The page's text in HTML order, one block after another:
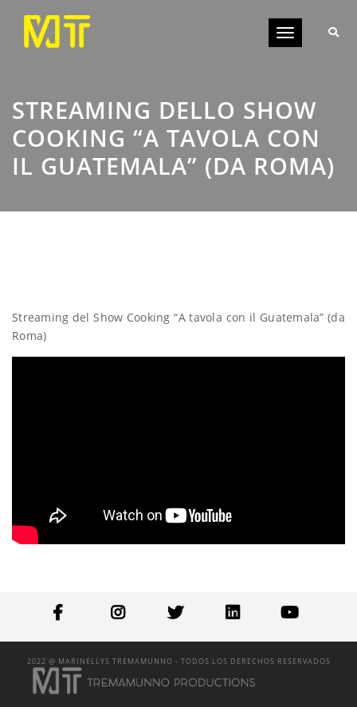
Toggle
STREAMING DELLO SHOW
COOKING “A TAVOLA CON
IL GUATEMALA” (DA ROMA)
Streaming del Show Cooking “A tavola con il Guatemala” (da
Roma)
2022 @ MARINELLYS TREMAMUNNO - TODOS LOS DERECHOS RESERVADOS